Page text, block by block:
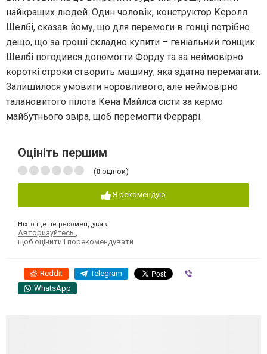
найкращих людей. Один чоловік, конструктор Керолл
Шелбі, сказав йому, що для перемоги в гонці потрібно
дещо, що за гроші складно купити – геніальний гонщик.
Шелбі погодився допомогти Форду та за неймовірно
короткі строки створить машину, яка здатна перемагати.
Залишилося умовити норовливого, але неймовірно
талановитого пілота Кена Майлса сісти за кермо
майбутнього звіра, щоб перемогти Феррарі.
Оцініть першим
(0 оцінок)
Я рекомендую
Ніхто ще не рекомендував
Авторизуйтесь
щоб оцінити і порекомендувати
Reddit Telegram
WhatsApp